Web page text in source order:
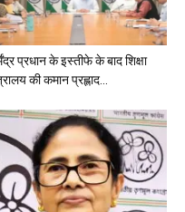
प्रधान के इस्तीफे के बाद शिक्षा
की कमान प्रह्लाद...